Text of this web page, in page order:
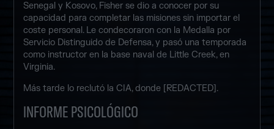
Senegal y Kosovo, Fisher se dio a conocer por su
capacidad para completar las misiones sin importar el
coste personal. Le condecoraron con la Medalla por
Servicio Distinguido de Defensa, y pasó una temporada
como instructor en la base naval de Little Creek, en
Virginia.
Más tarde lo reclutó la CIA, donde [REDACTED].
INFORME PSICOLÓGICO